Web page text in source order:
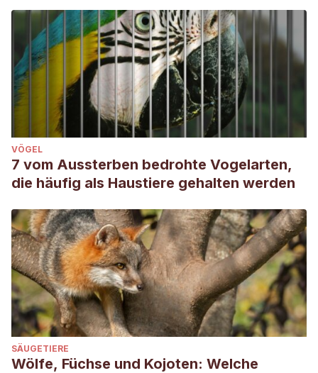
VÖGEL
7 vom Aussterben bedrohte Vogelarten,
die häufig als Haustiere gehalten werden
SÄUGETIERE
Wölfe, Füchse und Kojoten: Welche